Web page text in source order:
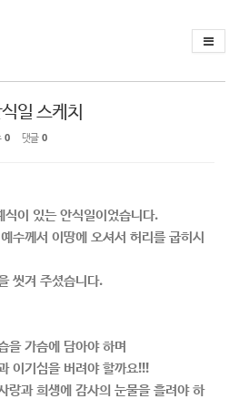
일 스케치
0 댓글 0
이 있는 안식일이었습니다.
수께서 이땅에 오셔서 허리를 굽히시
씻겨 주셨습니다.
을 가슴에 담아야 하며
이기심을 버려야 할까요!!!
랑과 희생에 감사의 눈물을 흘려야 하
5
북5